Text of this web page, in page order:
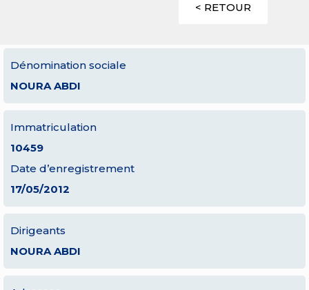
< RETOUR
Dénomination sociale
NOURA ABDI
Immatriculation
10459
Date d’enregistrement
17/05/2012
Dirigeants
NOURA ABDI